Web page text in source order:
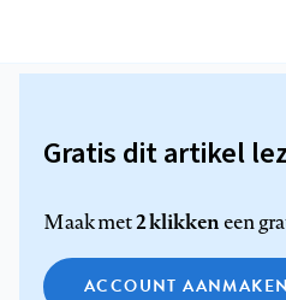
Gratis dit artikel
Maak met2 klikkeneen
ACCOUNT AANMAKEN